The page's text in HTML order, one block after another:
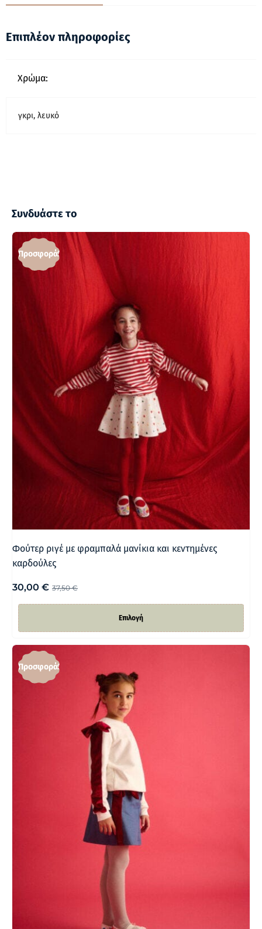
Επιπλέον πληροφορίες
Χρώμα:
γκρι, λευκό
Συνδυάστε το
Προσφορά!
Φούτερ ριγέ με φραμπαλά μανίκια και κεντημένες
καρδούλες
37,50€
30,00 €
Επιλογή
Προσφορά!